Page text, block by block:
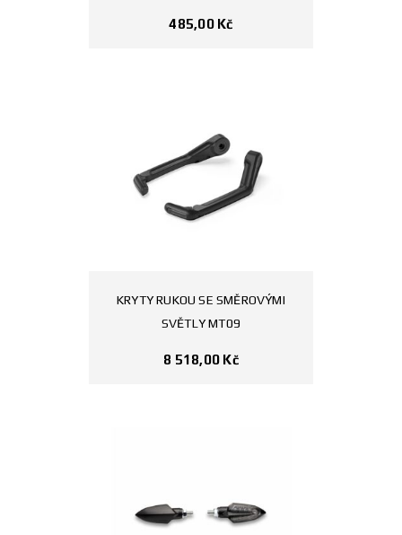
485,00 Kč
KRYTY RUKOU SE SMĚROVÝMI
SVĚTLY MT09
8 518,00 Kč